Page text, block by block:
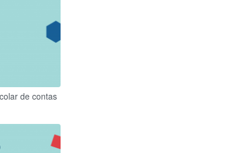
de contas